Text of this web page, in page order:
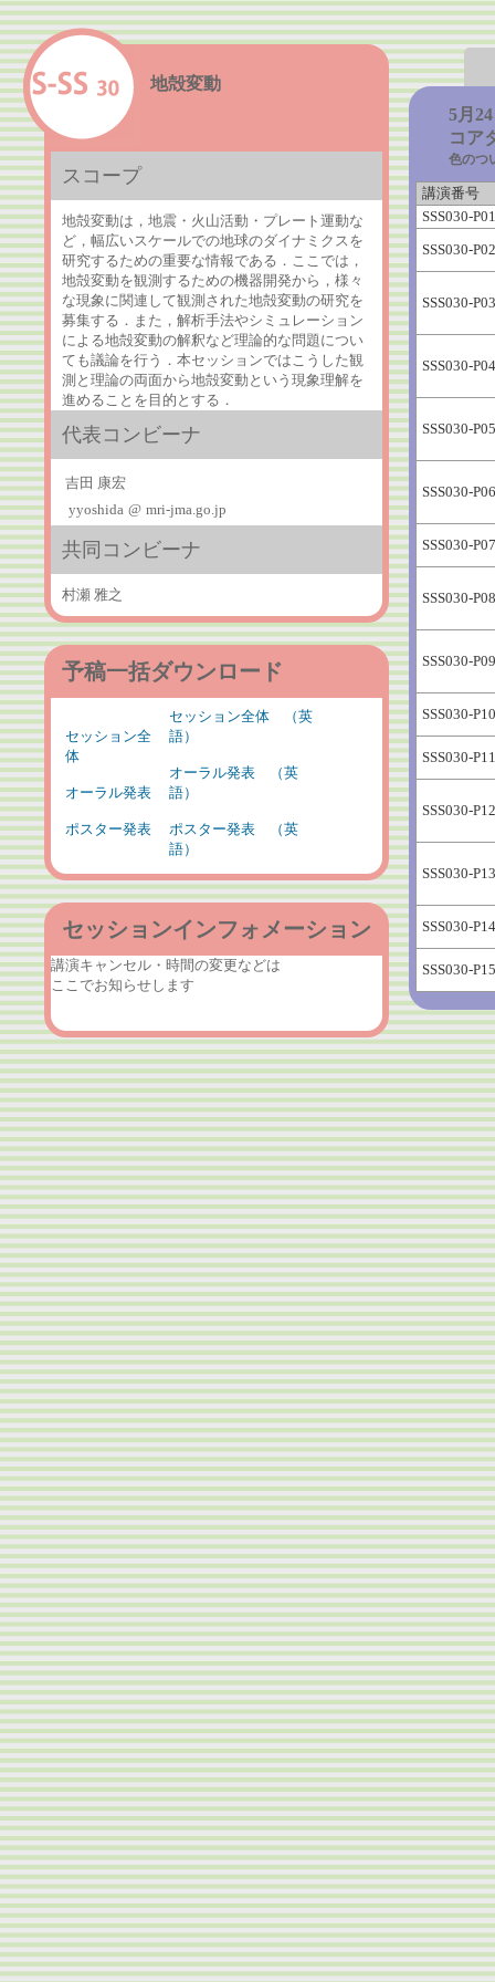
地殻変動
スコープ
地殻変動は，地震・火山活動・プレート運動な
ど，幅広いスケールでの地球のダイナミクスを
研究するための重要な情報である．ここでは，
地殻変動を観測するための機器開発から，様々
な現象に関連して観測された地殻変動の研究を
募集する．また，解析手法やシミュレーション
による地殻変動の解釈など理論的な問題につい
ても議論を行う．本セッションではこうした観
測と理論の両面から地殻変動という現象理解を
進めることを目的とする．
代表コンビーナ
吉田 康宏
yyoshida @ mri-jma.go.jp
共同コンビーナ
村瀬 雅之
予稿一括ダウンロード
セッション全
体
オーラル発表
ポスター発表
セッション全体 （英
語）
オーラル発表 （英
語）
ポスター発表 （英
語）
セッションインフォメーション
講演キャンセル・時間の変更などは
ここでお知らせします
5月
コア
色のつ
講演番号
SSS030-P01
SSS030-P02
SSS030-P03
SSS030-P04
SSS030-P05
SSS030-P06
SSS030-P07
SSS030-P08
SSS030-P09
SSS030-P10
SSS030-P11
SSS030-P12
SSS030-P13
SSS030-P14
SSS030-P15